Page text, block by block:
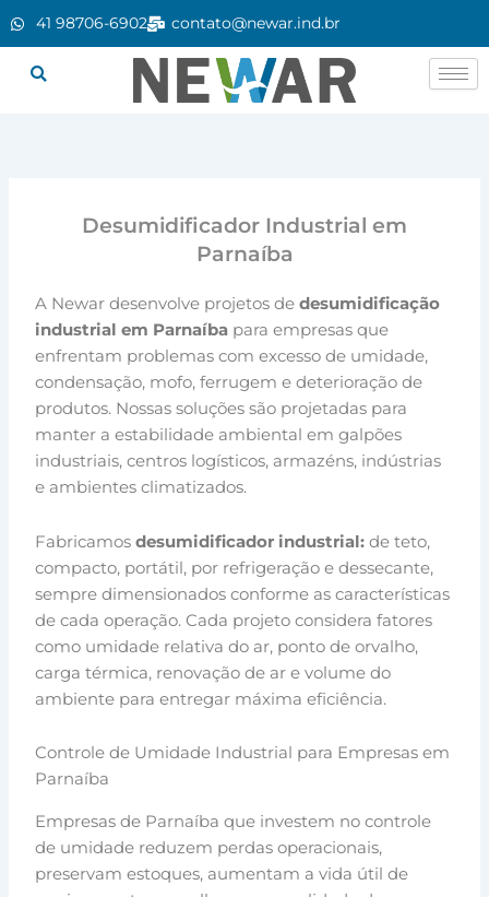
41 98706-6902 contato@newar.ind.br
Desumidificador Industrial em
Parnaíba
A Newar desenvolve projetos dedesumidificação
industrial em Parnaíba para empresas que
enfrentam problemas com excesso de umidade,
condensação, mofo, ferrugem e deterioração de
produtos. Nossas soluções são projetadas para
manter a estabilidade ambiental em galpões
industriais, centros logísticos, armazéns, indústrias
e ambientes climatizados.
Fabricamosdesumidificador industrial:de teto,
compacto, portátil, por refrigeração e dessecante,
sempre dimensionados conforme as características
de cada operação. Cada projeto considera fatores
como umidade relativa do ar, ponto de orvalho,
carga térmica, renovação de ar e volume do
ambiente para entregar máxima eficiência.
Controle de Umidade Industrial para Empresas em
Parnaíba
Empresas de Parnaíba que investem no controle
de umidade reduzem perdas operacionais,
preservam estoques, aumentam a vida útil de